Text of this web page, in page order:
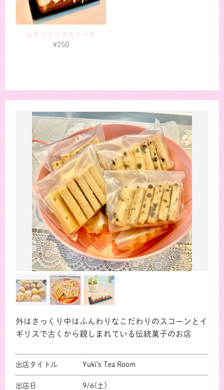
レモンドリズルケーキ
¥250
外はさっくり中はふんわりなこだわりのスコーンとイ
ギリスで古くから親しまれている伝統菓子のお店
出店タイトル Yuki's Tea Room
出店日 9/6(土)
共有方法を選択